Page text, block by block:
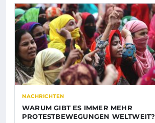
NACHRICHTEN
WARUM GIBT ES IMMER MEHR
PROTESTBEWEGUNGEN WELTWEIT?